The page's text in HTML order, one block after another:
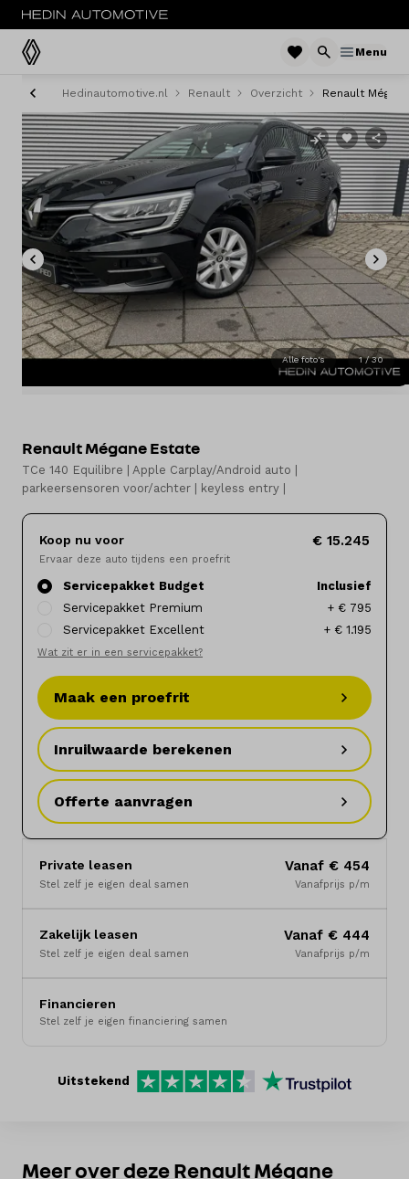
Menu
Menu
Modellen
Voorraad nieuw
Occasions
Acties
Bedrijfswagens
Private lease
Elektrisch
Onderhoud
Diensten
Contact
Mijn account
Vacatures
Vergelijken
Vestigingen
Merken
Diensten
Over ons
Land
Hedinautomotive.nl Renault Overzicht Renault
Alle foto's 1 / 30
Renault Mégane Estate
TCe 140 Equilibre | Apple Carplay/Android auto |
parkeersensoren voor/achter | keyless entry |
Koop nu voor € 15.245
Ervaar deze auto tijdens een proefrit
Servicepakket Budget
Inclusief
Servicepakket Premium
+ € 795
Servicepakket Excellent
+ € 1.195
Wat zit er in een servicepakket?
Maak een proefrit
Inruilwaarde berekenen
Offerte aanvragen
Private leasen Vanaf € 454
Stel zelf je eigen deal samen Vanafprijs p/m
Zakelijk leasen Vanaf € 444
Stel zelf je eigen deal samen Vanafprijs p/m
Financieren
Stel zelf je eigen financiering samen
Uitstekend
Meer over deze Renault Mégane